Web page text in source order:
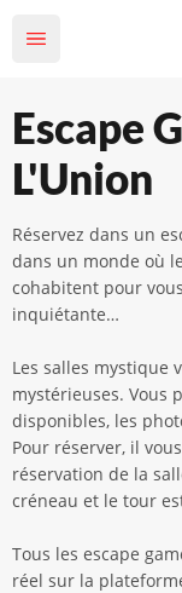
Escape
L'Union
Réservez dans un
dans un monde où
cohabitent pour
inquiétante…
Les salles mystique
mystérieuses. Vous
disponibles, les
Pour réserver, il
réservation de la
créneau et le tour
Tous les escape
réel sur la